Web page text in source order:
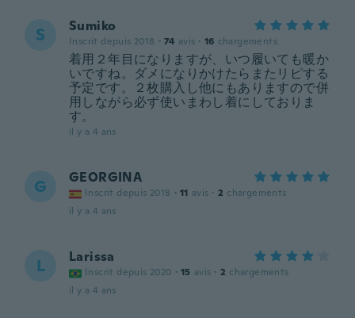
S Sumiko
Inscrit depuis 2018 · 74 avis · 16 chargements
着用２年目になりますが、いつ履いても暖か
いですね。ダメになりかけたらまたリピする
予定です。２枚購入し他にもありますので併
用しながら必ず使いまわし着にしておりま
す。
il y a 4 ans
G GEORGINA
Inscrit depuis 2018 · 11 avis · 2 chargements
il y a 4 ans
L Larissa
Inscrit depuis 2020 · 15 avis · 2 chargements
il y a 4 ans